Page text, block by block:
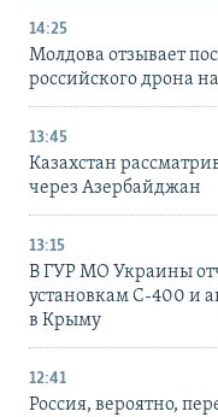
14:25
Молдова отзывает
российского дрона
13:45
Казахстан
через Азербайджан
13:15
В ГУР МО Украины
установкам С-400 и
в Крыму
12:41
Россия, вероятно,